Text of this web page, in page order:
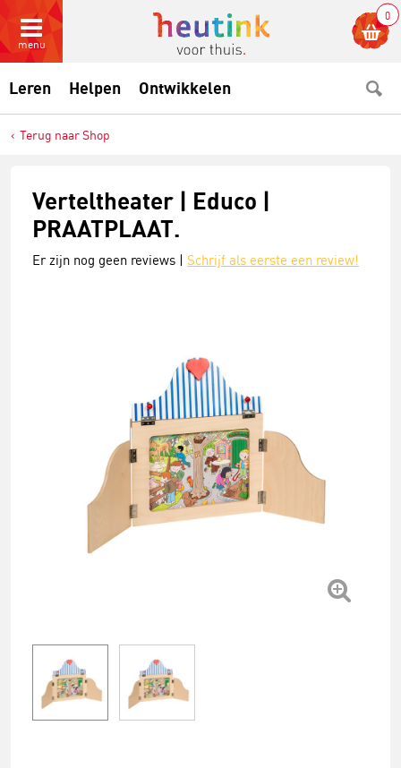
menu
0
Leren Helpen Ontwikkelen
Terug naar Shop
Verteltheater | Educo |
PRAATPLAAT.
Er zijn nog geen reviews | Schrijf als eerste een review!